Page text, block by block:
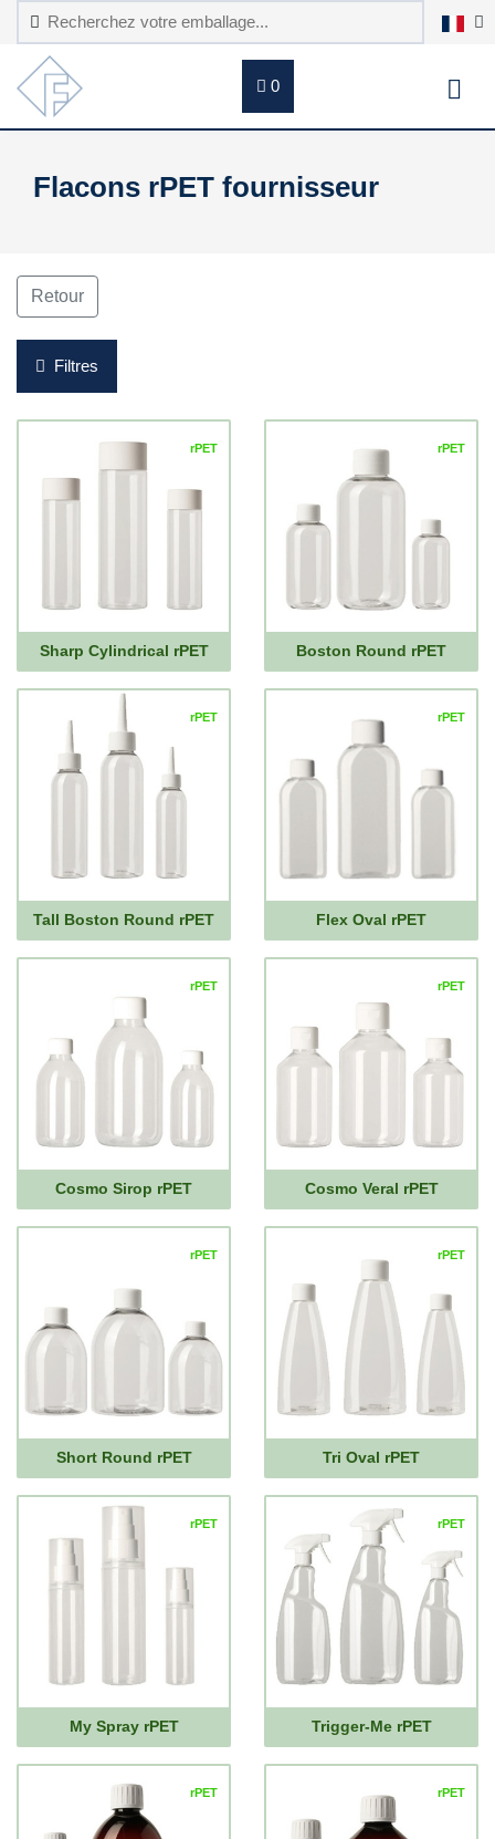
0
Flacons rPET fournisseur
Retour
Filtres
rPET
Sharp Cylindrical rPET
rPET
Boston Round rPET
rPET
Tall Boston Round rPET
rPET
Flex Oval rPET
rPET
Cosmo Sirop rPET
rPET
Cosmo Veral rPET
rPET
Short Round rPET
rPET
Tri Oval rPET
rPET
My Spray rPET
rPET
Trigger-Me rPET
rPET rPET